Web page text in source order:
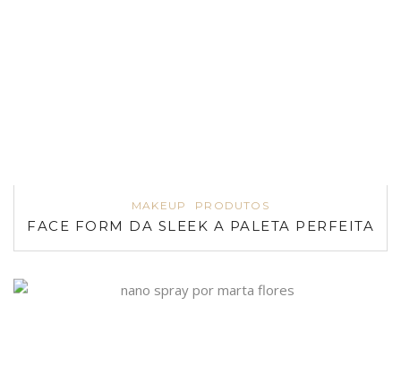
MAKEUP PRODUTOS
FACE FORM DA SLEEK A PALETA PERFEITA